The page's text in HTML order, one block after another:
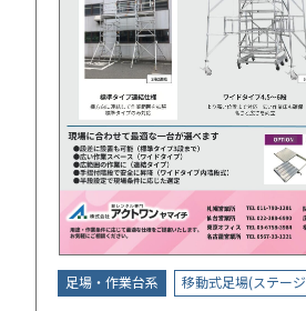
足場・作業台系 移動式足場(ステー